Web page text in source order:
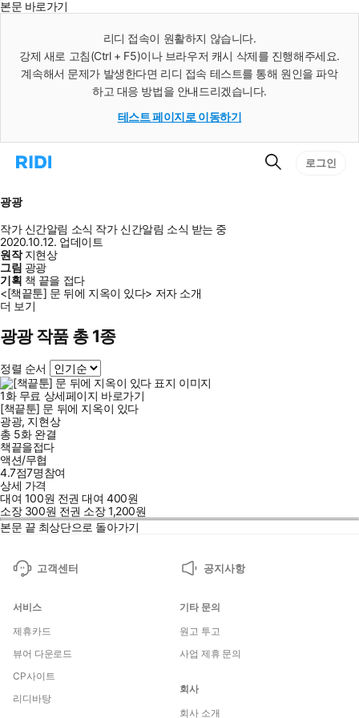
본문 바로가기
리디 접속이 원활하지 않습니다.
강제 새로 고침(Ctrl + F5)이나 브라우저 캐시 삭제를 진행해주세요.
계속해서 문제가 발생한다면 리디 접속 테스트를 통해 원인을 파악
하고 대응 방법을 안내드리겠습니다.
테스트 페이지로 이동하기
리
으
로
이
동
검
로그인
광광
작가 신간알림 소식 작가 신간알림 소식 받는 중
2020.10.12. 업데이트
원작지현상
그림 광광
기획 책 끝을 접다
<[책끝툰] 문 뒤에 지옥이 있다> 저자 소개
더 보기
광광 작품 총 1종
정렬 순서
1화 무료 상세페이지 바로가기
[책끝툰] 문 뒤에 지옥이 있다
광광, 지현상
총 5화 완결
책끝을접다
액션/무협
4.7점7명참여
상세 가격
대여 100원 전권 대여400원
소장 300원 전권 소장1,200원
본문 끝 최상단으로 돌아가기
고객센터 공지사항
서비스
제휴카드
뷰어 다운로드
CP사이트
리디바탕
기타 문의
원고 투고
사업 제휴 문의
회사
회사 소개